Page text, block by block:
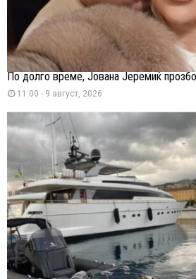
По долго време, Јована Јеремиќ
11:00 - 9 август, 2026